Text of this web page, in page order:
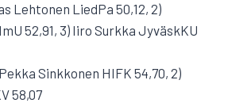
Lehtonen LiedPa 50,12, 2)
52,91, 3) Iiro Surkka JyväskKU
Sinkkonen HIFK 54,70, 2)
58,07